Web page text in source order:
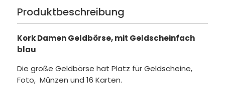
Produktbeschreibung
Kork Damen Geldbörse, mit Geldscheinfach
blau
Die große Geldbörse hat Platz für Geldscheine,
Foto, Münzen und 16 Karten.